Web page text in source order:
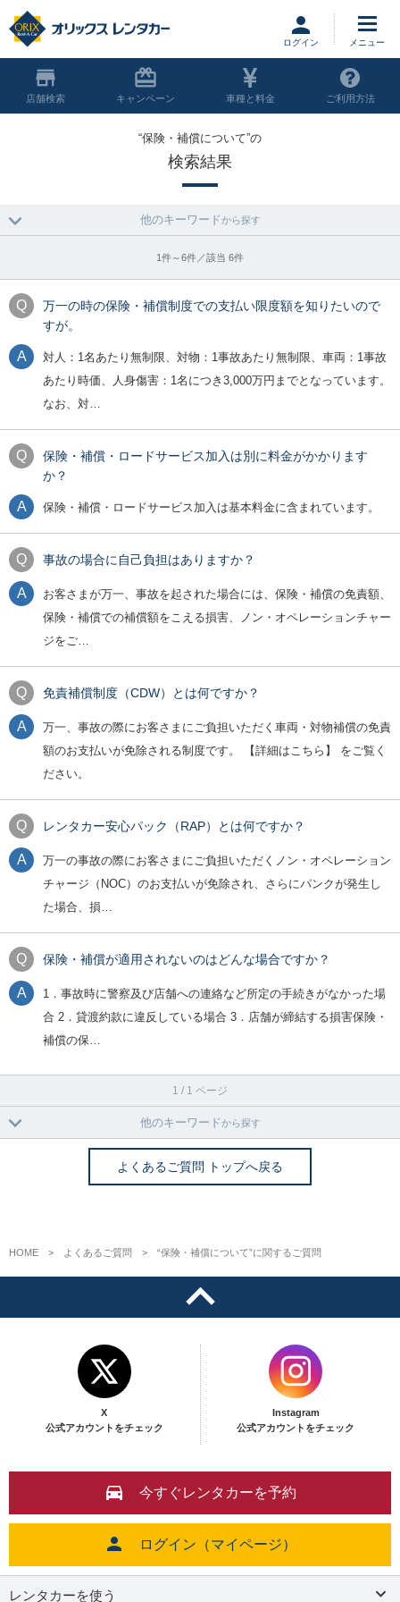
ログイン
店舗 キャンペーン 車種と料金 ご利用方法
“保険・補償について”の
検索結果
他のキーワードから探す
1件～6件／該当 6件
万一の時の保険・補償制度での支払い限度額を知りたいので
すが。
対人：1名あたり無制限、対物：1事故あたり無制限、車両：1事故
あたり時価、人身傷害：1名につき3,000万円までとなっています。
なお、対…
保険・補償・ロードサービス加入は別に料金がかかります
か？
保険・補償・ロードサービス加入は基本料金に含まれています。
事故の場合に自己負担はありますか？
お客さまが万一、事故を起された場合には、保険・補償の免責額、
保険・補償での補償額をこえる損害、ノン・オペレーションチャー
ジをご…
免責補償制度（CDW）とは何ですか？
万一、事故の際にお客さまにご負担いただく車両・対物補償の免責
額のお支払いが免除される制度です。 【詳細はこちら】 をご覧く
ださい。
レンタカー安心パック（RAP）とは何ですか？
万一の事故の際にお客さまにご負担いただくノン・オペレーション
チャージ（NOC）のお支払いが免除され、さらにパンクが発生し
た場合、損…
保険・補償が適用されないのはどんな場合ですか？
1．事故時に警察及び店舗への連絡など所定の手続きがなかった場
合 2．貸渡約款に違反している場合 3．店舗が締結する損害保険・
補償の保…
1 / 1 ページ
他のキーワードから探す
よくあるご質問 トップへ戻る
HOME よくあるご質問 “保険・補償について”に関するご質問
X
公式アカウントをチェック
Instagram
公式アカウントをチェック
今すぐレンタカーを予約
ログイン（マイページ）
レンタカーを使う